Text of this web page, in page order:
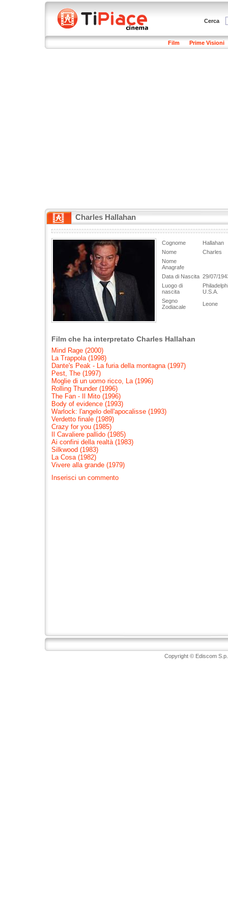
Cerca
Film Prime Visioni
Charles Hallahan
Cognome
Hallahan
Nome
Charles
Nome
Anagrafe
Data di Nascita 29/07/
Luogo di
nascita
U.S.A.
Segno
Zodiacale
Leone
Film che ha interpretato Charles Hallahan
Mind Rage (2000)
La Trappola (1998)
Dante's Peak - La furia della montagna (1997)
Pest, The (1997)
Moglie di un uomo ricco, La (1996)
Rolling Thunder (1996)
The Fan - Il Mito (1996)
Body of evidence (1993)
Warlock: l'angelo dell'apocalisse (1993)
Verdetto finale (1989)
Crazy for you (1985)
Il Cavaliere pallido (1985)
Ai confini della realtà (1983)
Silkwood (1983)
La Cosa (1982)
Vivere alla grande (1979)
Inserisci un commento
Copyright © Ediscom